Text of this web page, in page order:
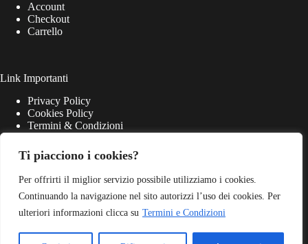
Ti piacciono i cookies?
Per offrirti il miglior servizio possibile utilizziamo i cookies.
Continuando la navigazione nel sito autorizzi l’uso dei cookies. Per
ulteriori informazioni clicca su Termini e Condizioni
Account
Checkout
Carrello
Link Importanti
Privacy Policy
Cookies Policy
Termini & Condizioni